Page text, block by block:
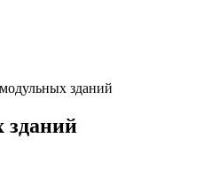
зданий
зданий